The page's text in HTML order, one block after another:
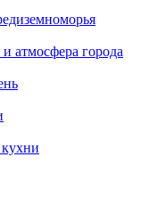
атмосфера города